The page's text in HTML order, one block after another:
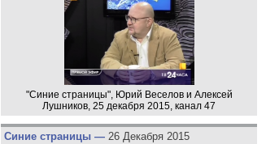
"Синие страницы", Юрий Веселов и Алексей
Лушников, 25 декабря 2015, канал 47
Синие страницы — 26 Декабря 2015